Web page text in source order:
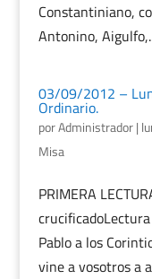
Constantiniano,
Antonino,
03/09/2012 –
Ordinario.
porAdministrador|
Misa
PRIMERA
Pablo a los
vine a vosotros a